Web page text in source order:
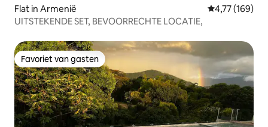
Flat in Armenië Gemiddelde
4,77 (169)
UITSTEKENDE SET, BEVOORRECHTE LOCATIE,
Favoriet van gasten
Favoriet van gasten